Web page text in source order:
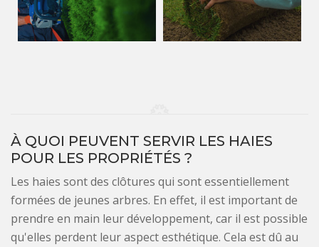
À QUOI PEUVENT SERVIR LES HAIES
POUR LES PROPRIÉTÉS ?
Les haies sont des clôtures qui sont essentiellement
formées de jeunes arbres. En effet, il est important de
prendre en main leur développement, car il est possible
qu'elles perdent leur aspect esthétique. Cela est dû au